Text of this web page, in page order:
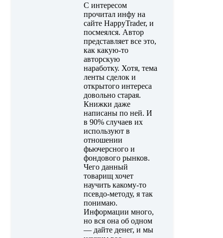
С интересом
прочитал инфу на
сайте HappyTrader, и
посмеялся. Автор
представляет все это,
как какую-то
авторскую
наработку. Хотя, тема
ленты сделок и
открытого интереса
довольно старая.
Книжки даже
написаны по ней. И
в 90% случаев их
используют в
отношении
фьючерсного и
фондового рынков.
Чего данный
товарищ хочет
научить какому-то
псевдо-методу, я так
понимаю.
Информации много,
но вся она об одном
— дайте денег, и мы